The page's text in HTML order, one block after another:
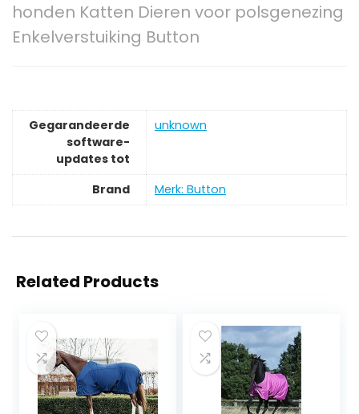
honden Katten Dieren voor polsgenezing
Enkelverstuiking Button
Gegarandeerde
software-
updates tot
‎unknown
Brand Merk: Button
Related Products